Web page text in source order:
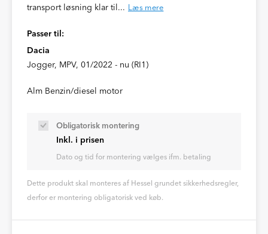
transport løsning klar til... Læs mere
Passer til:
Dacia
Jogger, MPV, 01/2022 - nu (RI1)
Alm Benzin/diesel motor
Obligatorisk montering
Inkl. i prisen
Dato og tid for montering vælges ifm. betaling
Dette produkt skal monteres af Hessel grundet sikkerhedsregler,
derfor er montering obligatorisk ved køb.